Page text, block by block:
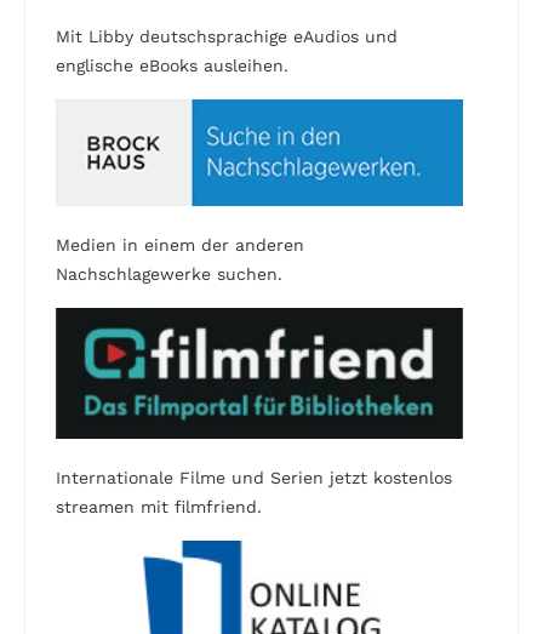
Mit Libby deutschsprachige eAudios und
englische eBooks ausleihen.
Medien in einem der anderen
Nachschlagewerke suchen.
Internationale Filme und Serien jetzt kostenlos
streamen mit filmfriend.